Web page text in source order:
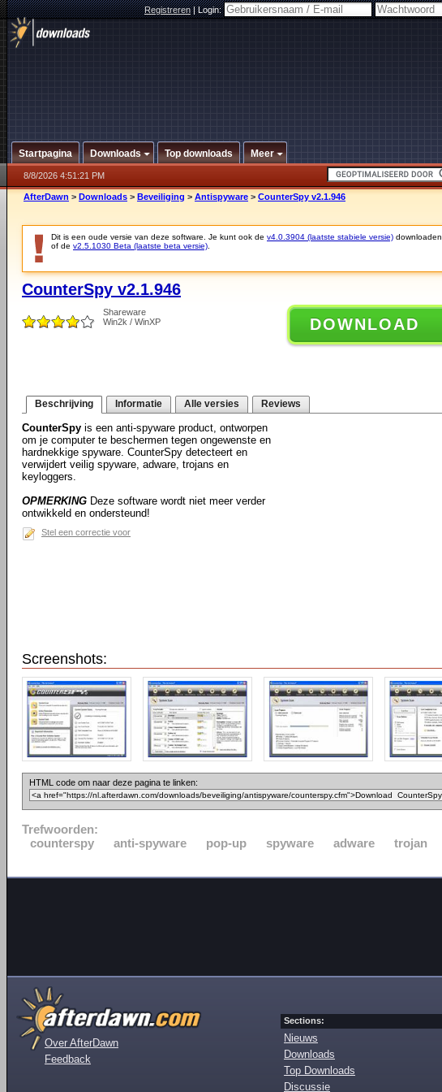
Registreren|Login:
Startpagina Downloads Top downloads Meer
8/8/2026 4:51:21 PM
AfterDawn > Downloads > Beveiliging > Antispyware > CounterSpy v2.1.946
Dit is een oude versie van deze software. Je kunt ook de v4.0.3904 (laatste stabiele versie) downloaden.
of de v2.5.1030 Beta (laatste beta versie)
CounterSpy v2.1.946
Shareware
Win2k / WinXP
DOWNLOAD
Beschrijving Informatie Alle versies Reviews
CounterSpy is een anti-spyware product, ontworpen
om je computer te beschermen tegen ongewenste en
hardnekkige spyware. CounterSpy detecteert en
verwijdert veilig spyware, adware, trojans en
keyloggers.
OPMERKING Deze software wordt niet meer verder
ontwikkeld en ondersteund!
Stel een correctie voor
Screenshots:
HTML code om naar deze pagina te linken:
Trefwoorden:
counterspy
anti-spyware pop-up spyware adware trojan
Over AfterDawn
Feedback
Sections:
Nieuws
Downloads
Top Downloads
Discussie